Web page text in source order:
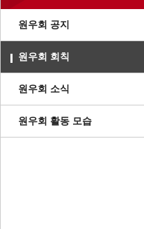
원우회 공지
원우회 회칙
원우회 소식
원우회 활동 모습